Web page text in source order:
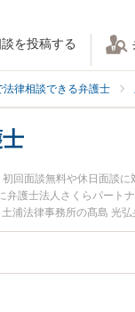
を投稿する
法律相談できる弁護士
回面談無料や休日面談
護士法人さくらパー
浦法律事務所の髙島
談したい』『公然わ
お困りの相談者さんにお